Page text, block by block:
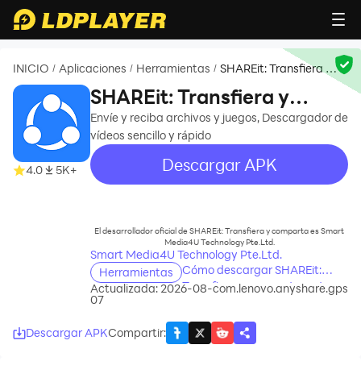
INICIO / Aplicaciones / Herramientas / SHAREit: Transfiera y
4.0 5K+
SHAREit: Transfiera y
comparta
Envíe y reciba archivos y juegos, Descargador de
vídeos sencillo y rápido
Descargar APK
recommend
El desarrollador oficial de SHAREit: Transfiera y comparta es Smart
Media4U Technology Pte.Ltd.
Smart Media4U Technology Pte.Ltd.
Herramientas
Cómo descargar SHAREit:
Transfiera y comparta en tu
Actualizada: 2026-08-
07
com.lenovo.anyshare.gps
Descargar APKCompartir: